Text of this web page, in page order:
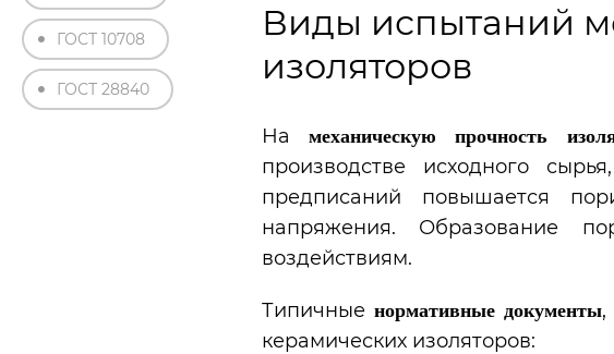
ГОСТ 10708
ГОСТ 28840
Виды испытаний
изоляторов
Намеханическую прочность
производстве исходного
предписаний повышается
напряжения. Образование
воздействиям.
Типичные нормативные документы,
керамических изоляторов: